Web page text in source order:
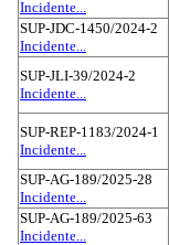
Incidente...
SUP-JDC-1450/2024-2
Incidente...
SUP-JLI-39/2024-2
Incidente...
SUP-REP-1183/2024-1
Incidente...
SUP-AG-189/2025-28
Incidente...
SUP-AG-189/2025-63
Incidente...